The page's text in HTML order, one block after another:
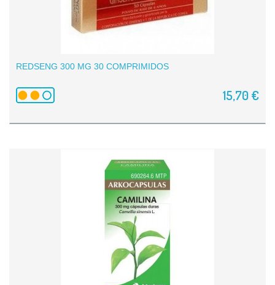
REDSENG 300 MG 30 COMPRIMIDOS
15,70 €